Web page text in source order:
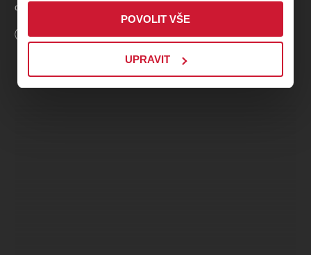
POVOLIT VŠE
UPRAVIT
dějin našeho regionu.
Premiéra 18. 4. 2026(Vstupenky v prodeji od 30. 3. 2026
TVŮRCI A OBSAZENÍ
Délka 160 minut